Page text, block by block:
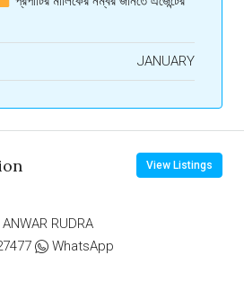
JANUARY
View Listings
RUDRA
WhatsApp